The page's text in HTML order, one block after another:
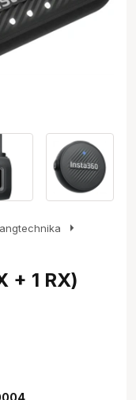
arrow_right
+ 1 RX)